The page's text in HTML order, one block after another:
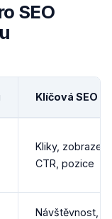
SEO
Klíčová SEO
Kliky, zobrazení,
CTR, pozice
Návštěvnost,